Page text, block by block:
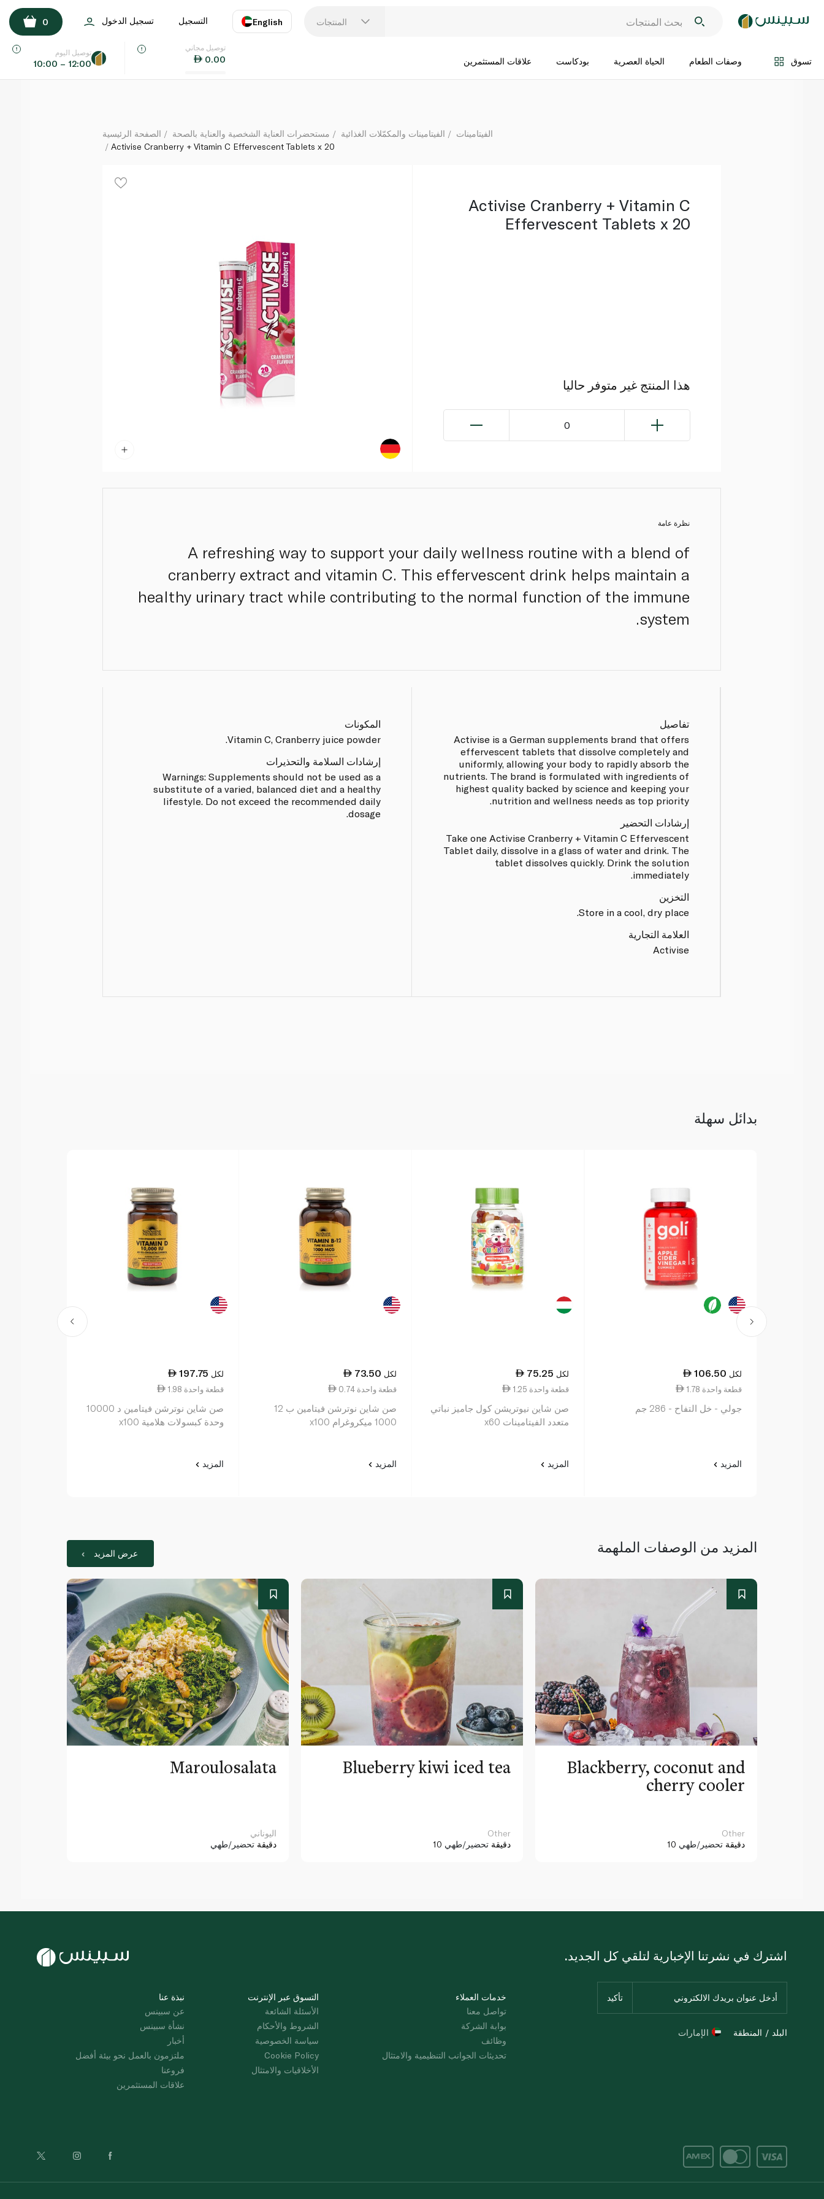
المنتجات English
اللغة
التسجيل تسجيل الدخول 0
تسوق وصفات الطعام الحياة العصرية بودكاست علاقات المستثمرين
توصيل مجاني
0.00
توصيل اليوم
10:00 – 12:00
Activise Cranberry + Vitamin C Effervescent Tablets x 20
اضف الى السلة
الصفحة الرئيسية مستحضرات العناية الشخصية والعناية بالصحة الفيتامينات والمكمّلات الغذائية
الفيتامينات
Activise Cranberry + Vitamin C Effervescent Tablets x 20
Activise Cranberry + Vitamin C
Effervescent Tablets x 20
هذا المنتج غير متوفر حاليا
0
نظرة عامة
A refreshing way to support your daily wellness routine with a blend of
cranberry extract and vitamin C. This effervescent drink helps maintain a
healthy urinary tract while contributing to the normal function of the immune
system.
تفاصيل
Activise is a German supplements brand that offers
effervescent tablets that dissolve completely and
uniformly, allowing your body to rapidly absorb the
nutrients. The brand is formulated with ingredients of
highest quality backed by science and keeping your
nutrition and wellness needs as top priority.
إرشادات التحضير
Take one Activise Cranberry + Vitamin C Effervescent
Tablet daily, dissolve in a glass of water and drink. The
tablet dissolves quickly. Drink the solution
immediately.
التخزين
Store in a cool, dry place.
العلامة التجارية
Activise
المكونات
Vitamin C, Cranberry juice powder.
إرشادات السلامة والتحذيرات
Warnings: Supplements should not be used as a
substitute of a varied, balanced diet and a healthy
lifestyle. Do not exceed the recommended daily
dosage.
بدائل سهلة
106.50 لكل
1.78 قطعة واحدة
جولي - خل التفاح - 286 جم
المزيد
75.25 لكل
1.25 قطعة واحدة
صن شاين نيوتريشن كول جاميز نباتي
متعدد الفيتامينات x60
المزيد
73.50 لكل
0.74 قطعة واحدة
صن شاين نوترشن فيتامين ب 12
1000 ميكروغرام x100
المزيد
197.75 لكل
1.98 قطعة واحدة
صن شاين نوترشن فيتامين د 10000
وحدة كبسولات هلامية x100
المزيد
المزيد من الوصفات الملهمة عرض المزيد
Maroulosalata
اليوناني
دقيقة تحضير/طهي
Blueberry kiwi iced tea
Other
10 دقيقة تحضير/طهي
Blackberry, coconut and
cherry cooler
Other
10 دقيقة تحضير/طهي
نبذة عنا
عن سبينس
نشأة سبينس
أخبار
ملتزمون بالعمل نحو بيئة أفضل
فروعنا
علاقات المستثمرين
التسوق عبر الإنترنت
الأسئلة الشائعة
الشروط والأحكام
سياسة الخصوصية
Cookie Policy
الأخلاقيات والامتثال
خدمات العملاء
تواصل معنا
بوابة الشركة
وظائف
تحديثات الجوانب التنظيمية والامتثال
اشترك في نشرتنا الإخبارية لتلقي كل الجديد.
البلد / المنطقة الإمارات